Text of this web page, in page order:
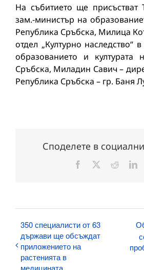
На събитието ще
зам.-министър на
Република Сръбска, Милица
отдел „Културно наследство“
образованието и културата
Сръбска, Миладин Савич –
Република Сръбска – гр. Баня
Споделете в
Facebook Reddit
350 специалисти от 63
държави ще обсъждат
приложението на
растенията в
медицината